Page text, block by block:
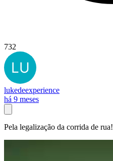
732
lukedeexperience
há 9 meses
Pela legalização da corrida de rua!